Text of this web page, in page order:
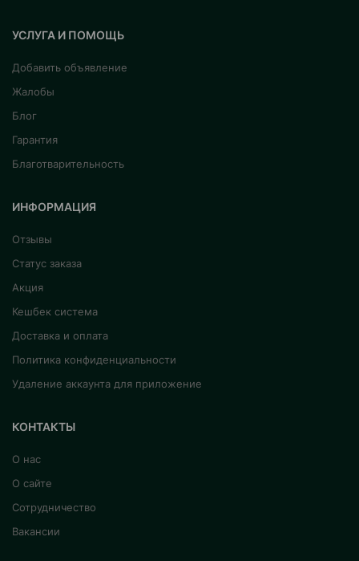
УСЛУГА И ПОМОЩЬ
Добавить объявление
Жалобы
Блог
Гарантия
Благотварительность
ИНФОРМАЦИЯ
Отзывы
Статус заказа
Акция
Кешбек система
Доставка и оплата
Политика конфиденциальности
Удаление аккаунта для приложение
КОНТАКТЫ
О нас
О сайте
Сотрудничество
Вакансии